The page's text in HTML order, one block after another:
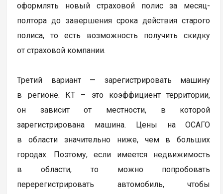
оформлять новый страховой полис за месяц-
полтора до завершения срока действия старого
полиса, то есть возможность получить скидку
от страховой компании.
Третий вариант — зарегистрировать машину
в регионе. КТ – это коэффициент территории,
он зависит от местности, в которой
зарегистрирована машина. Цены на ОСАГО
в области значительно ниже, чем в больших
городах. Поэтому, если имеется недвижимость
в области, то можно попробовать
перерегистрировать автомобиль, чтобы